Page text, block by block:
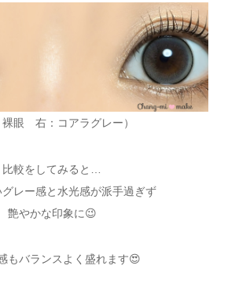
裸眼 右：コアラグレー）
比較をしてみると…
グレー感と水光感が派手過ぎず
艶やかな印象に😉
もバランスよく盛れます😍